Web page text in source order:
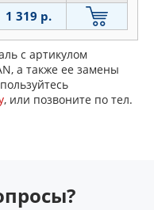
1 319 р.
с артикулом
а также ее замены
, или позвоните по тел.